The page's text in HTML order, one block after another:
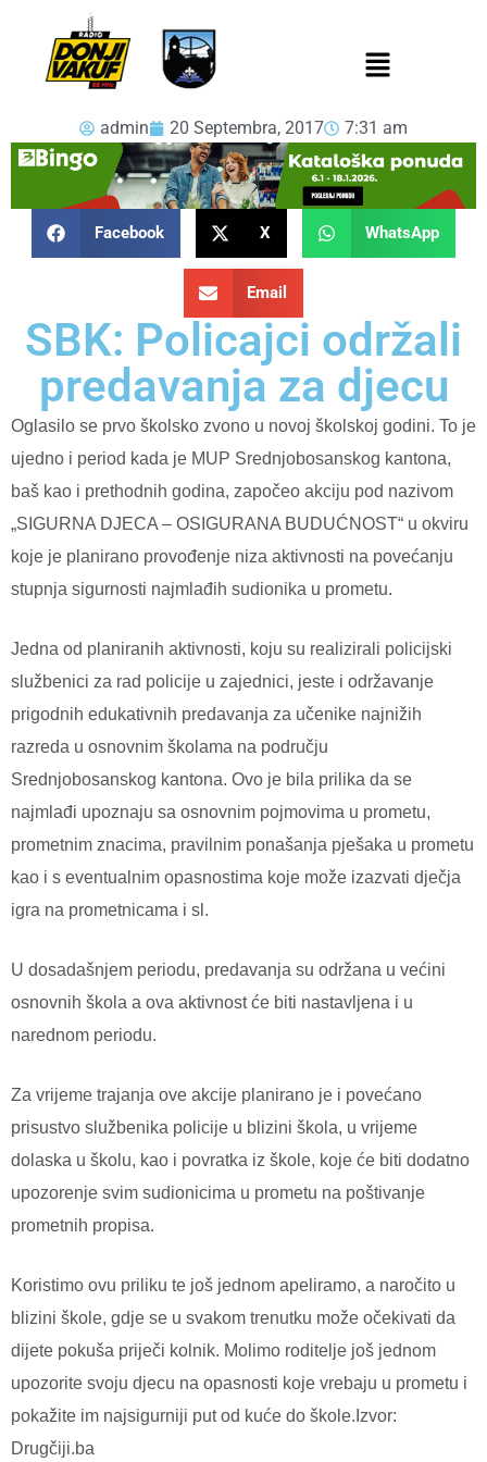
admin 20 Septembra, 2017 7:31 am
Facebook X WhatsApp
Email
SBK: Policajci održali
predavanja za djecu
Oglasilo se prvo školsko zvono u novoj školskoj godini. To je
ujedno i period kada je MUP Srednjobosanskog kantona,
baš kao i prethodnih godina, započeo akciju pod nazivom
„SIGURNA DJECA – OSIGURANA BUDUĆNOST“ u okviru
koje je planirano provođenje niza aktivnosti na povećanju
stupnja sigurnosti najmlađih sudionika u prometu.
Jedna od planiranih aktivnosti, koju su realizirali policijski
službenici za rad policije u zajednici, jeste i održavanje
prigodnih edukativnih predavanja za učenike najnižih
razreda u osnovnim školama na području
Srednjobosanskog kantona. Ovo je bila prilika da se
najmlađi upoznaju sa osnovnim pojmovima u prometu,
prometnim znacima, pravilnim ponašanja pješaka u prometu
kao i s eventualnim opasnostima koje može izazvati dječja
igra na prometnicama i sl.
U dosadašnjem periodu, predavanja su održana u većini
osnovnih škola a ova aktivnost će biti nastavljena i u
narednom periodu.
Za vrijeme trajanja ove akcije planirano je i povećano
prisustvo službenika policije u blizini škola, u vrijeme
dolaska u školu, kao i povratka iz škole, koje će biti dodatno
upozorenje svim sudionicima u prometu na poštivanje
prometnih propisa.
Koristimo ovu priliku te još jednom apeliramo, a naročito u
blizini škole, gdje se u svakom trenutku može očekivati da
dijete pokuša priječi kolnik. Molimo roditelje još jednom
upozorite svoju djecu na opasnosti koje vrebaju u prometu i
pokažite im najsigurniji put od kuće do škole.Izvor:
Drugčiji.ba